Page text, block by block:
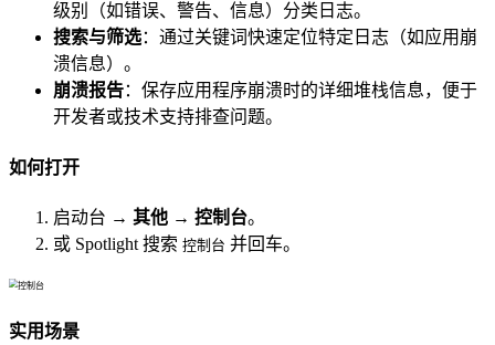
级别（如错误、警告、信息）分类日志。
搜索与筛选：通过关键词快速定位特定日志（如应用崩
溃信息）。
崩溃报告：保存应用程序崩溃时的详细堆栈信息，便于
开发者或技术支持排查问题。
如何打开
启动台 → 其他 → 控制台。
或 Spotlight 搜索 控制台 并回车。
实用场景